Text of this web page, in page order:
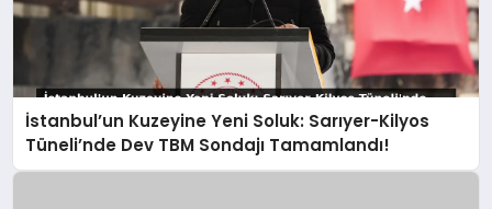
İstanbul’un Kuzeyine Yeni Soluk: Sarıyer-Kilyos
Tüneli’nde Dev TBM Sondajı Tamamlandı!